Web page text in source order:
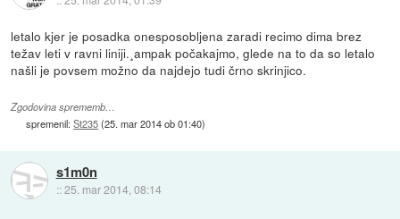
letalo kjer je posadka onesposobljena zaradi recimo dima brez
težav leti v ravni liniji.¸ampak počakajmo, glede na to da so letalo
našli je povsem možno da najdejo tudi črno skrinjico.
Zgodovina sprememb…
spremenil:St235(25. mar 2014 ob 01:40)
s1m0n
::25. mar 2014, 08:14